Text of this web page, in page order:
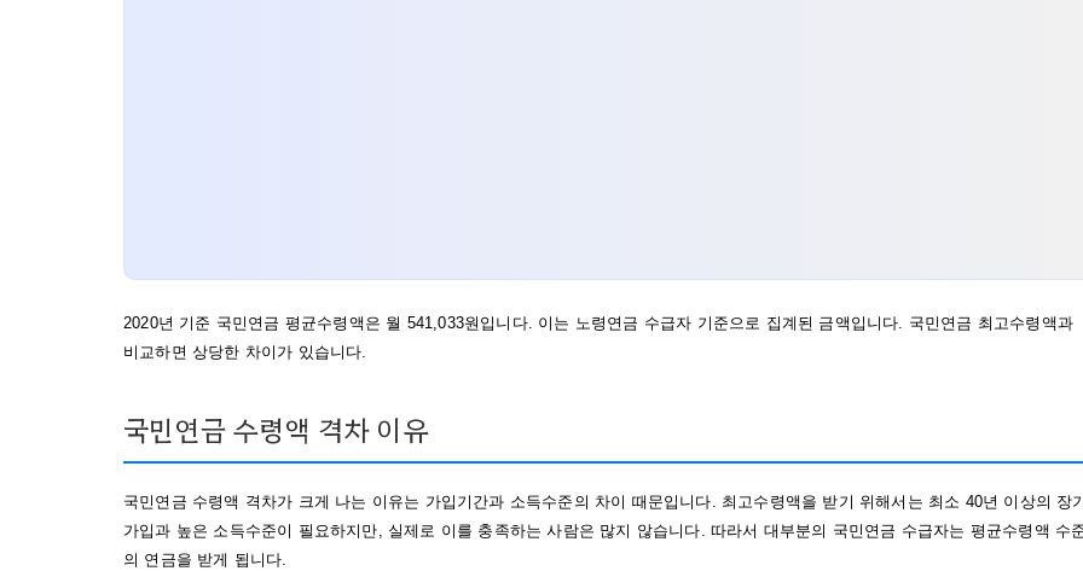
2020년 기준 국민연금 평균수령액은 월 541,033원입니다. 이는 노령연금 수급자 기준으로 집계된 금액입니다. 국민연금 최고수령액과
비교하면 상당한 차이가 있습니다.
국민연금 수령액 격차 이유
국민연금 수령액 격차가 크게 나는 이유는 가입기간과 소득수준의 차이 때문입니다. 최고수령액을 받기 위해서는 최소 40년 이상의 장
가입과 높은 소득수준이 필요하지만, 실제로 이를 충족하는 사람은 많지 않습니다. 따라서 대부분의 국민연금 수급자는 평균수령액 수
의 연금을 받게 됩니다.